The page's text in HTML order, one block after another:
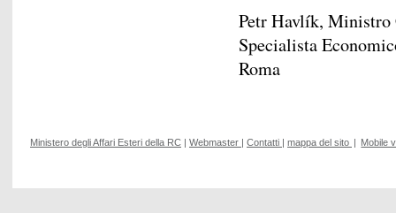
Petr Havlík, Ministro
Specialista
Roma
Ministero degli Affari Esteri della RC | Webmaster | Contatti | mappa del sito | Mobile